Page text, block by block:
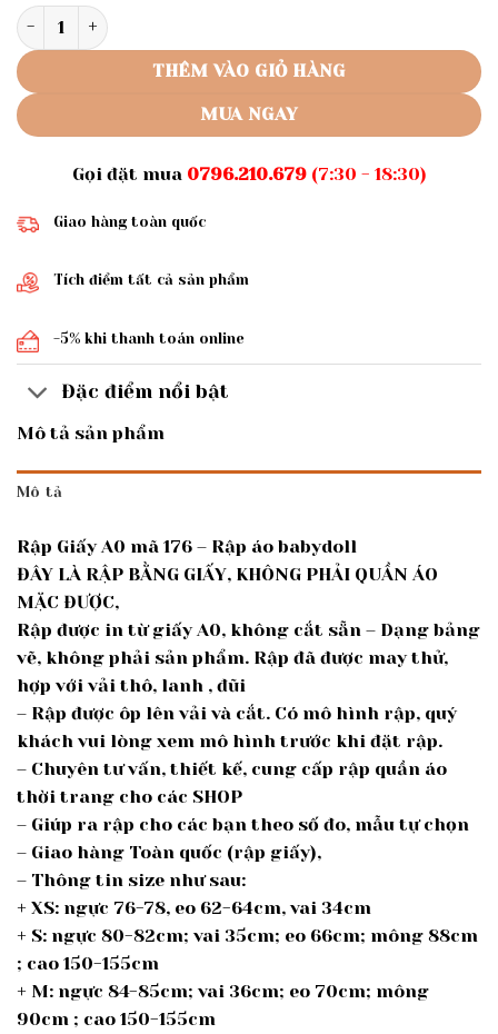
Rập Giấy A0 mã 176 - Rập áo số lượng
THÊM VÀO GIỎ HÀNG
MUA NGAY
Gọi đặt mua 0796.210.679(7:30 - 18:30)
Giao hàng toàn quốc
Tích điểm tất cả sản phẩm
-5% khi thanh toán online
Đặc điểm nổi bật
Mô tả sản phẩm
Mô tả
Rập Giấy A0 mã 176 – Rập áo babydoll
ĐÂY LÀ RẬP BẰNG GIẤY, KHÔNG PHẢI QUẦN ÁO
MẶC ĐƯỢC,
Rập được in từ giấy A0, không cắt sẵn – Dạng bảng
vẽ, không phải sản phẩm. Rập đã được may thử,
hợp với vải thô, lanh , đũi
– Rập được ôp lên vải và cắt. Có mô hình rập, quý
khách vui lòng xem mô hình trước khi đặt rập.
– Chuyên tư vấn, thiết kế, cung cấp rập quần áo
thời trang cho các SHOP
– Giúp ra rập cho các bạn theo số đo, mẫu tự chọn
– Giao hàng Toàn quốc (rập giấy),
– Thông tin size như sau:
+ XS: ngực 76-78, eo 62-64cm, vai 34cm
+ S: ngực 80-82cm; vai 35cm; eo 66cm; mông 88cm
; cao 150-155cm
+ M: ngực 84-85cm; vai 36cm; eo 70cm; mông
90cm ; cao 150-155cm